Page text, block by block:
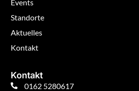
Events
Standorte
Aktuelles
Kontakt
Kontakt
0162 5280617